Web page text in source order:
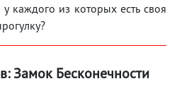
каждого из которых есть своя
Замок Бесконечности